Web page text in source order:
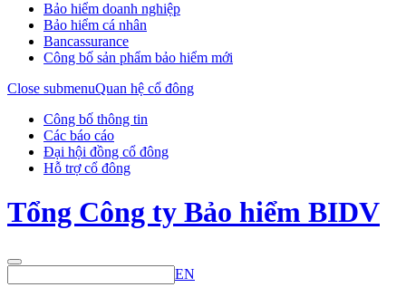
Bảo hiểm doanh nghiệp
Bảo hiểm cá nhân
Bancassurance
Công bố sản phẩm bảo hiểm mới
Close submenuQuan hệ cổ đông
Công bố thông tin
Các báo cáo
Đại hội đồng cổ đông
Hỗ trợ cổ đông
Tổng Công ty Bảo hiểm BIDV
EN